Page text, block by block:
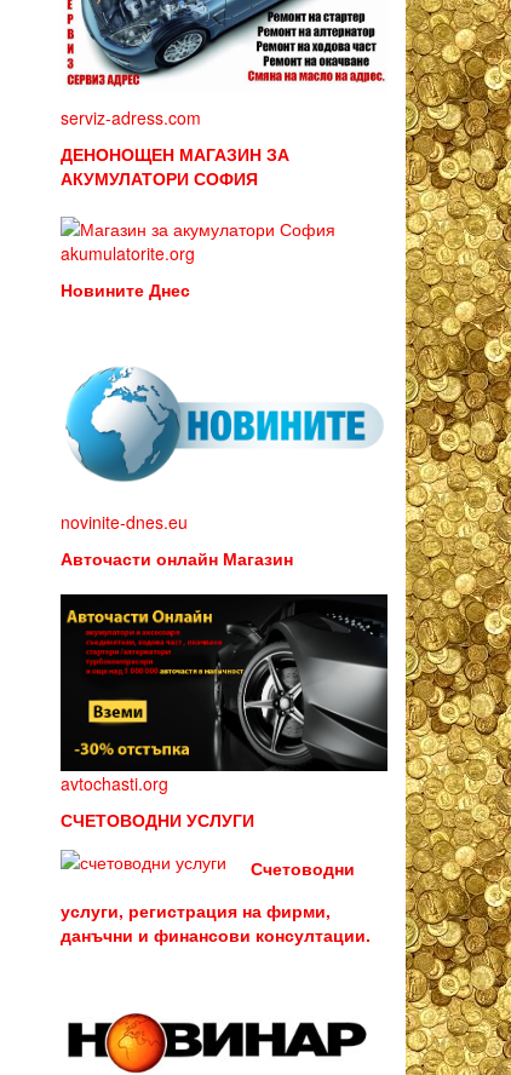
serviz-adress.com
ДЕНОНОЩЕН МАГАЗИН ЗА
АКУМУЛАТОРИ СОФИЯ
akumulatorite.org
Новините Днес
novinite-dnes.eu
Авточасти онлайн Магазин
avtochasti.org
СЧЕТОВОДНИ УСЛУГИ
Счетоводни
услуги, регистрация на фирми,
данъчни и финансови консултации.